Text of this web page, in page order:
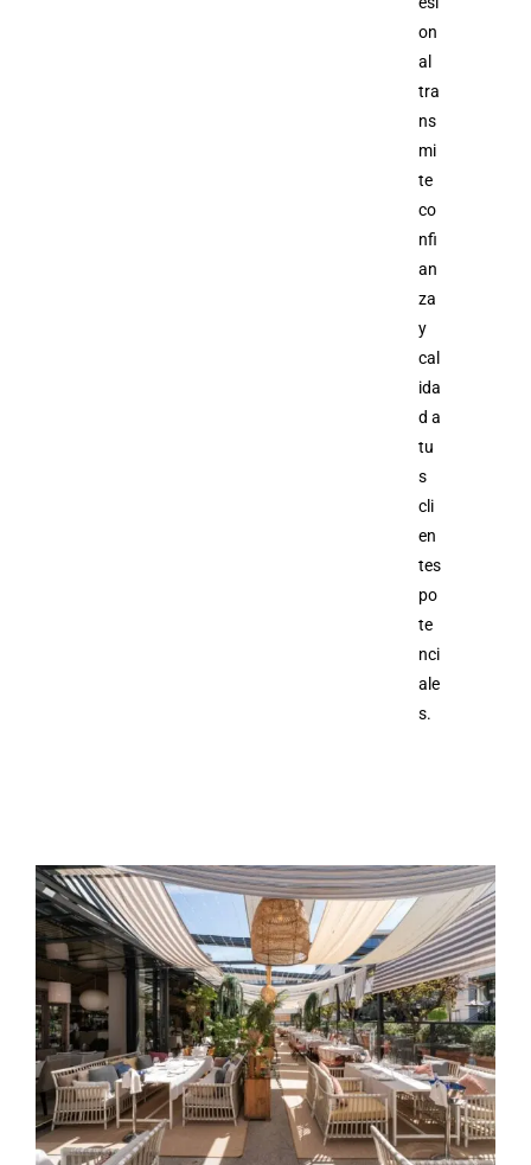
on
al
tra
ns
mi
te
co
nfi
an
za
y
cal
ida
d a
tu
s
cli
en
tes
po
te
nci
ale
s.